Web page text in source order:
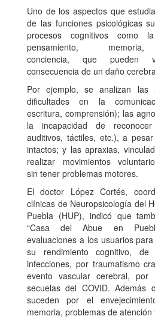
Uno de los aspectos que
de las funciones psicológicas
procesos cognitivos como
pensamiento,
conciencia, que pueden
consecuencia de un daño
Por ejemplo, se analizan las
dificultades en la
escritura, comprensión); las
la incapacidad de
auditivos, táctiles, etc.), a
intactos; y las apraxias,
realizar movimientos
sin tener problemas motores.
El doctor López Cortés,
clínicas de Neuropsicología del
Puebla (HUP), indicó que
“Casa del Abue en
evaluaciones a los usuarios
su rendimiento cognitivo,
infecciones, por traumatismo
evento vascular cerebral,
secuelas del COVID. Además
suceden por el
memoria, problemas de